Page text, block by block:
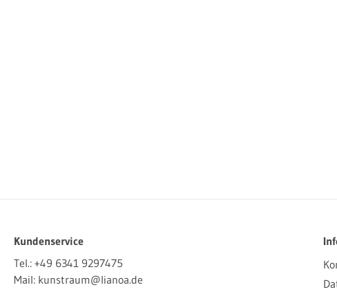
Kundenservice
Tel.: +49 6341 9297475
Mail: kunstraum@lianoa.de